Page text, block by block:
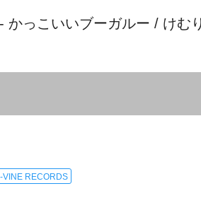
かっこいいブーガルー / けむ
VINE RECORDS